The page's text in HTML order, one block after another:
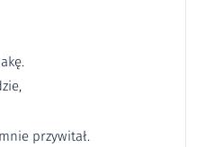
przywitał.